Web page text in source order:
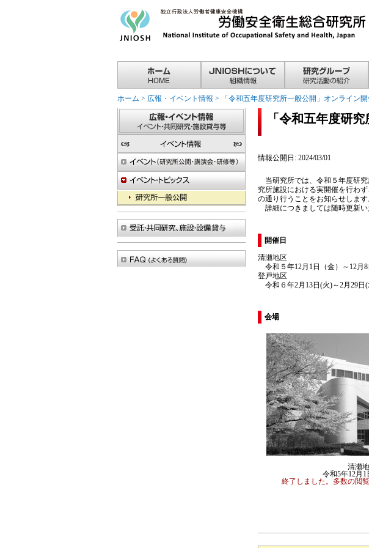
ホーム > 広報・イベント情報 > 「令和五年度研究所一般公開」オンライン
「令和五年度研
情報公開日: 2024/03/01
当研究所では、令和５年度研
究所施設における実開催を行わ
の通り行うことをお知らせします
詳細につきましては随時更新い
開催日
清瀬地区
令和５年12月1日（金）～12月8
登戸地区
令和６年2月13日(火)～2月29日
会場
清瀬
令和5年12月
終了しました。多数の閲